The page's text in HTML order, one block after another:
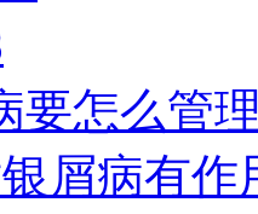
要怎么管
屑病有作